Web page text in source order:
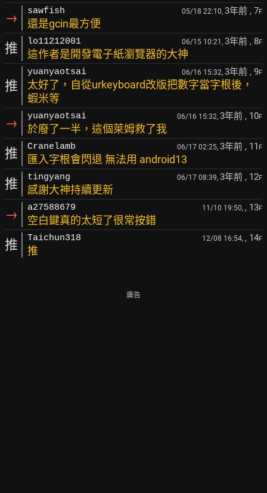
→ sawfish 05/18 22:10, 3年前 , 7F
還是gcin最方便
推 lo11212001 06/15 10:21, 3年前 , 8F
這作者是開發電子紙瀏覽器的大神
推
yuanyaotsai 06/16 15:32, 3年前 , 9F
太好了，自從urkeyboard改版把數字當字根後，
蝦米等
→ yuanyaotsai 06/16 15:32, 3年前 , 10F
於廢了一半，這個萊姆救了我
推 Cranelamb 06/17 02:25, 3年前 , 11 F
匯入字根會閃退 無法用 android13
推 tingyang 06/17 08:39, 3年前 , 12F
感謝大神持續更新
→ a27588679 11/10 19:50, , 13F
空白鍵真的太短了很常按錯
推 Taichun318 12/08 16:54, , 14F
推
廣告